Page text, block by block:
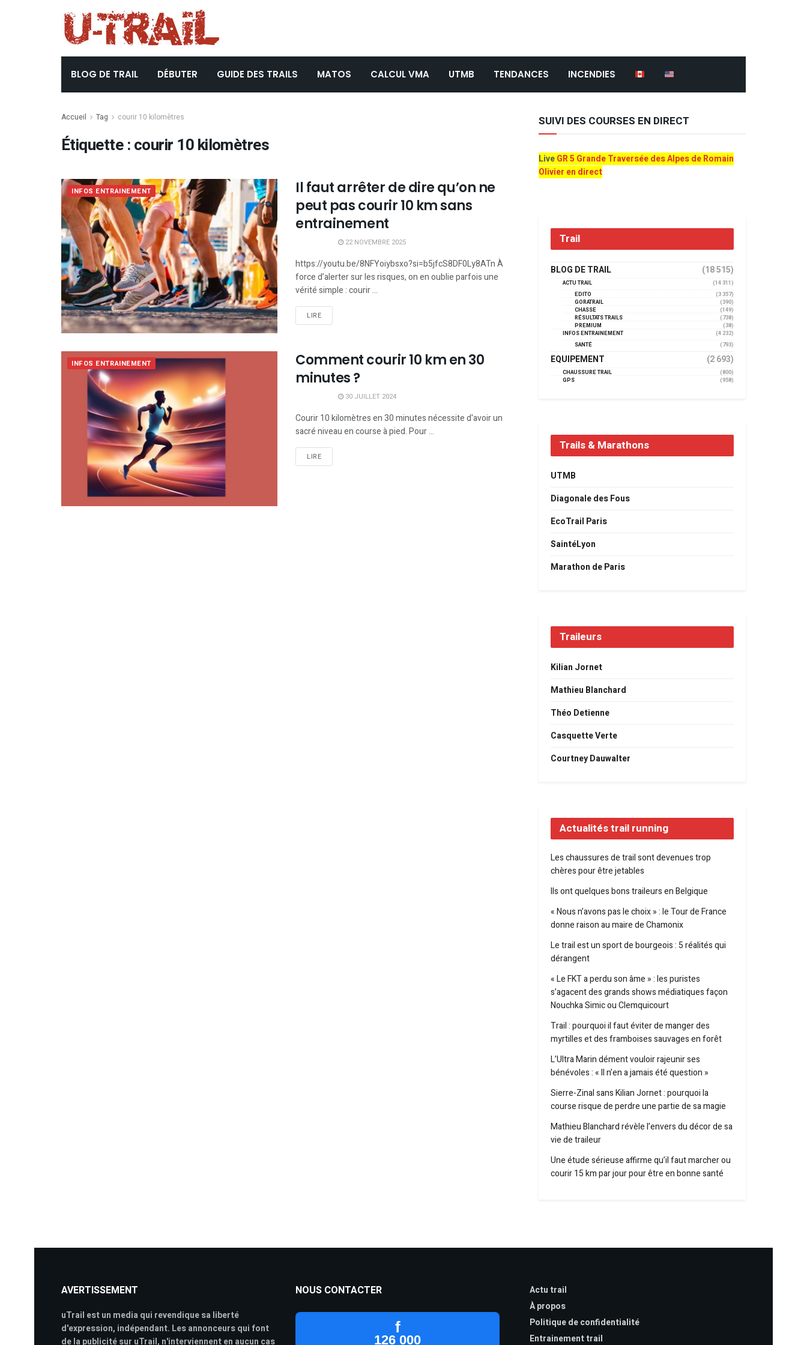
BLOG DE TRAIL DÉBUTER GUIDE DES TRAILS MATOS CALCUL VMA UTMB TENDANCES INCENDIES
Accueil Tag courir 10 kilomètres
Étiquette :courir 10 kilomètres
INFOS ENTRAINEMENT
Il faut arrêter de dire qu’on ne
peut pas courir 10 km sans
entrainement
22 NOVEMBRE 2025
https://youtu.be/8NFYoiybsxo?si=b5jfcS8DF0Ly8ATn À
force d’alerter sur les risques, on en oublie parfois une
vérité simple : courir ...
LIRE
INFOS ENTRAINEMENT
Comment courir 10 km en 30
minutes ?
30 JUILLET 2024
Courir 10 kilomètres en 30 minutes nécessite d'avoir un
sacré niveau en course à pied. Pour ...
LIRE
SUIVI DES COURSES EN DIRECT
LiveGR 5 Grande Traversée des Alpes de Romain
Olivier en direct
Trail
BLOG DE TRAIL (18 515)
ACTU TRAIL
(14 311)
EDITO
(3 357)
GORATRAIL
(390)
CHASSE
(149)
RÉSULTATS TRAILS
(738)
PREMIUM
(38)
INFOS ENTRAINEMENT
(4 232)
SANTÉ
(793)
EQUIPEMENT (2 693)
CHAUSSURE TRAIL
(800)
GPS
(958)
Trails & Marathons
UTMB
Diagonale des Fous
EcoTrail Paris
SaintéLyon
Marathon de Paris
Traileurs
Kilian Jornet
Mathieu Blanchard
Théo Detienne
Casquette Verte
Courtney Dauwalter
Actualités trail running
Les chaussures de trail sont devenues trop
chères pour être jetables
Ils ont quelques bons traileurs en Belgique
« Nous n’avons pas le choix » : le Tour de France
donne raison au maire de Chamonix
Le trail est un sport de bourgeois : 5 réalités qui
dérangent
« Le FKT a perdu son âme » : les puristes
s’agacent des grands shows médiatiques façon
Nouchka Simic ou Clemquicourt
Trail : pourquoi il faut éviter de manger des
myrtilles et des framboises sauvages en forêt
L’Ultra Marin dément vouloir rajeunir ses
bénévoles : « Il n’en a jamais été question »
Sierre-Zinal sans Kilian Jornet : pourquoi la
course risque de perdre une partie de sa magie
Mathieu Blanchard révèle l’envers du décor de sa
vie de traileur
Une étude sérieuse affirme qu’il faut marcher ou
courir 15 km par jour pour être en bonne santé
AVERTISSEMENT
uTrail est un media qui revendique sa liberté
d'expression, indépendant. Les annonceurs qui font
de la publicité sur uTrail, n'interviennent en aucun cas
NOUS CONTACTER
f
126 000
Actu trail
À propos
Politique de confidentialité
Entrainement trail